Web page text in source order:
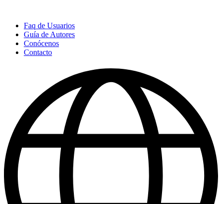
Faq de Usuarios
Guía de Autores
Conócenos
Contacto